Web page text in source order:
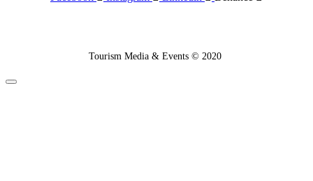
Tourism Media & Events © 2020